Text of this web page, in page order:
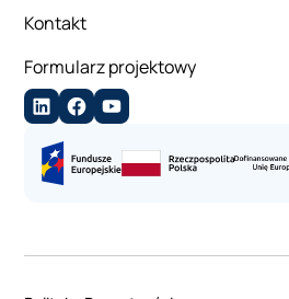
Kontakt
Formularz projektowy